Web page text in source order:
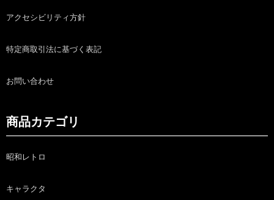
アクセシビリティ方針
特定商取引法に基づく表記
お問い合わせ
商品カテゴリ
昭和レトロ
キャラクタ